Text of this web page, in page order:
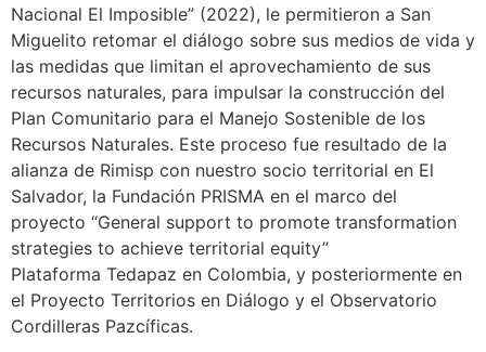
Nacional El Imposible” (2022), le permitieron a San
Miguelito retomar el diálogo sobre sus medios de vida y
las medidas que limitan el aprovechamiento de sus
recursos naturales, para impulsar la construcción del
Plan Comunitario para el Manejo Sostenible de los
Recursos Naturales. Este proceso fue resultado de la
alianza de Rimisp con nuestro socio territorial en El
Salvador, la Fundación PRISMA en el marco del
proyecto “General support to promote transformation
strategies to achieve territorial equity”
Plataforma Tedapaz en Colombia, y posteriormente en
el Proyecto Territorios en Diálogo y el Observatorio
Cordilleras Pazcíficas.